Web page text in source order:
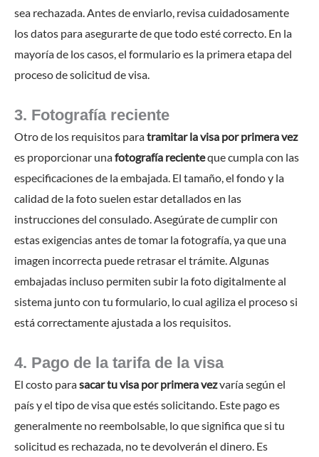
sea rechazada. Antes de enviarlo, revisa cuidadosamente
los datos para asegurarte de que todo esté correcto. En la
mayoría de los casos, el formulario es la primera etapa del
proceso de solicitud de visa.
3. Fotografía reciente
Otro de los requisitos paratramitar la visa por primera vez
es proporcionar unafotografía recienteque cumpla con las
especificaciones de la embajada. El tamaño, el fondo y la
calidad de la foto suelen estar detallados en las
instrucciones del consulado. Asegúrate de cumplir con
estas exigencias antes de tomar la fotografía, ya que una
imagen incorrecta puede retrasar el trámite. Algunas
embajadas incluso permiten subir la foto digitalmente al
sistema junto con tu formulario, lo cual agiliza el proceso si
está correctamente ajustada a los requisitos.
4. Pago de la tarifa de la visa
El costo parasacar tu visa por primera vezvaría según el
país y el tipo de visa que estés solicitando. Este pago es
generalmente no reembolsable, lo que significa que si tu
solicitud es rechazada, no te devolverán el dinero. Es